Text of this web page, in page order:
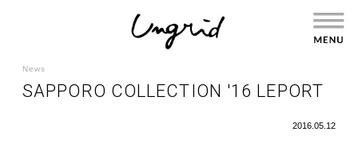
News
SAPPORO COLLECTION '16 LEPORT
2016.05.12